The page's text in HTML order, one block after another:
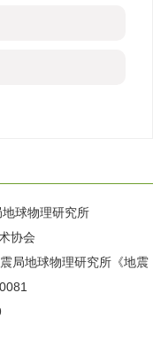
地球物理研究所
协会
局地球物理研究所《地震